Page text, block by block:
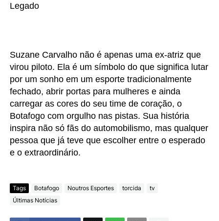
Legado
Suzane Carvalho não é apenas uma ex-atriz que
virou piloto. Ela é um símbolo do que significa lutar
por um sonho em um esporte tradicionalmente
fechado, abrir portas para mulheres e ainda
carregar as cores do seu time de coração, o
Botafogo com orgulho nas pistas. Sua história
inspira não só fãs do automobilismo, mas qualquer
pessoa que já teve que escolher entre o esperado
e o extraordinário.
Tags Botafogo Noutros Esportes torcida
tv
Últimas Notícias